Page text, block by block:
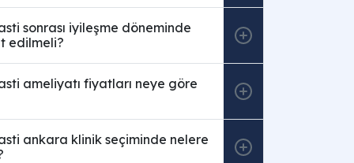
sonrası iyileşme döneminde
edilmeli?
ameliyatı fiyatları neye göre
ankara klinik seçiminde nelere